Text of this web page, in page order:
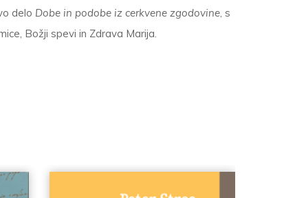
delo Dobe in podobe iz cerkvene zgodovine, s
Božji spevi in Zdrava Marija.